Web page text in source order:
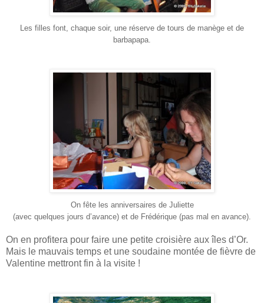
Les filles font, chaque soir, une réserve de tours de manège et de
barbapapa.
On fête les anniversaires de Juliette
(avec quelques jours d’avance) et de Frédérique (pas mal en avance).
On en profitera pour faire une petite croisière aux îles d’Or.
Mais le mauvais temps et une soudaine montée de fièvre de
Valentine mettront fin à la visite !